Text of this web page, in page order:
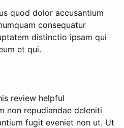
quod dolor accusantium
consequatur
distinctio ipsam qui
et qui.
review helpful
non repudiandae deleniti
fugit eveniet non ut. Ut